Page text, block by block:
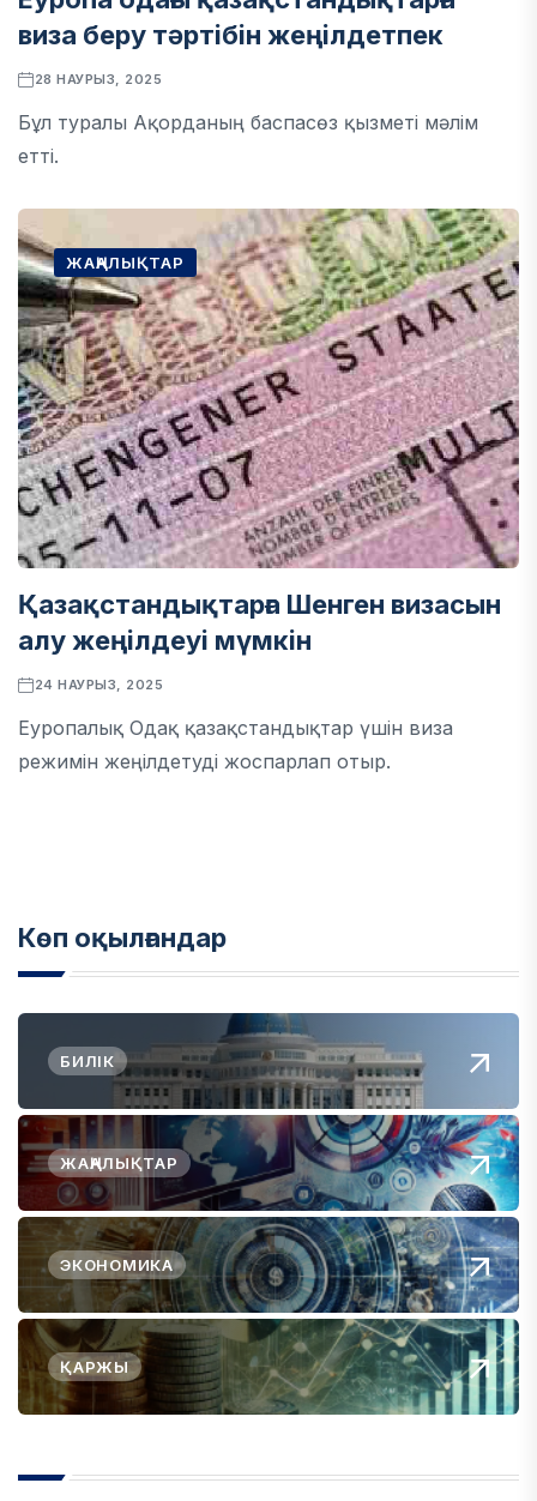
виза беру тәртібін жеңілдетпек
28 НАУРЫЗ, 2025
Бұл туралы Ақорданың баспасөз қызметі мәлім
етті.
ЖАҢАЛЫҚТАР
Қазақстандықтарға Шенген визасын
алу жеңілдеуі мүмкін
24 НАУРЫЗ, 2025
Еуропалық Одақ қазақстандықтар үшін виза
режимін жеңілдетуді жоспарлап отыр.
Көп оқылғандар
БИЛІК
ЖАҢАЛЫҚТАР
ЭКОНОМИКА
ҚАРЖЫ